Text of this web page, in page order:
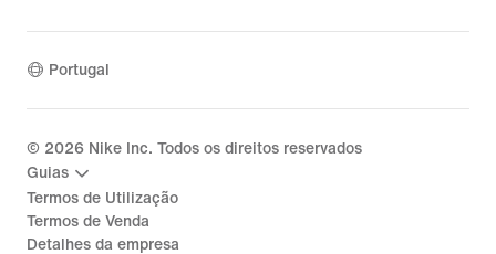
Portugal
© 2026 Nike Inc. Todos os direitos reservados
Guias
Termos de Utilização
Termos de Venda
Detalhes da empresa